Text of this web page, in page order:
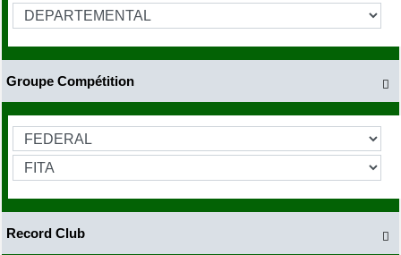

Groupe Compétition

Record Club